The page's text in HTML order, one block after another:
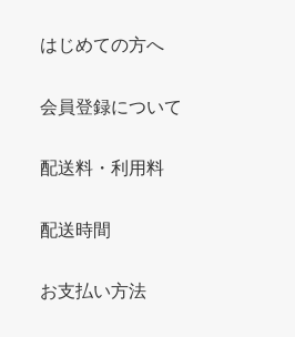
はじめての方へ
会員登録について
配送料・利用料
配送時間
お支払い方法